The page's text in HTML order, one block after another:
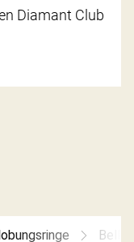
Diamant Club
Bella